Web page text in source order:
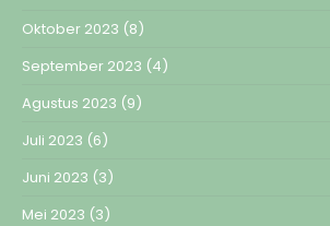
Oktober 2023 (8)
September 2023 (4)
Agustus 2023 (9)
Juli 2023 (6)
Juni 2023 (3)
Mei 2023 (3)